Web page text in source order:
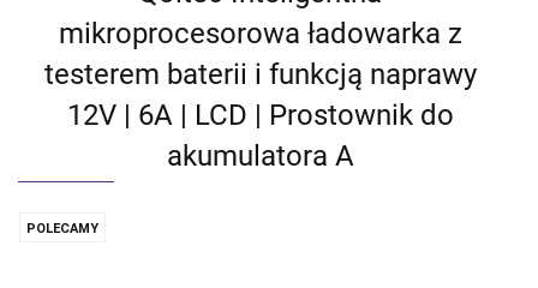
Zgody cookies
mikroprocesorowa ładowarka z
testerem baterii i funkcją naprawy
12V | 6A | LCD | Prostownik do
akumulatora A
POLECAMY